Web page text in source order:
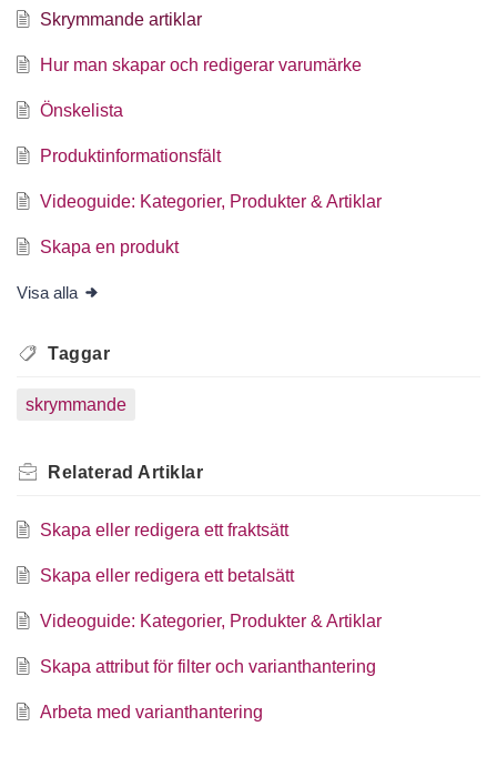
Skrymmande artiklar
Hur man skapar och redigerar varumärke
Önskelista
Produktinformationsfält
Videoguide: Kategorier, Produkter & Artiklar
Skapa en produkt
Visa alla
Taggar
skrymmande
Relaterad Artiklar
Skapa eller redigera ett fraktsätt
Skapa eller redigera ett betalsätt
Videoguide: Kategorier, Produkter & Artiklar
Skapa attribut för filter och varianthantering
Arbeta med varianthantering